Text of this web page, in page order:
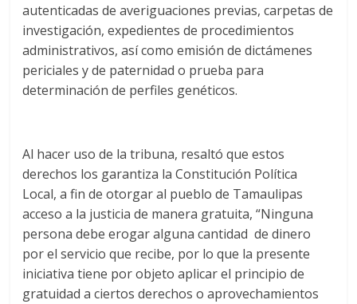
autenticadas de averiguaciones previas, carpetas de
investigación, expedientes de procedimientos
administrativos, así como emisión de dictámenes
periciales y de paternidad o prueba para
determinación de perfiles genéticos.
Al hacer uso de la tribuna, resaltó que estos
derechos los garantiza la Constitución Política
Local, a fin de otorgar al pueblo de Tamaulipas
acceso a la justicia de manera gratuita, “Ninguna
persona debe erogar alguna cantidad de dinero
por el servicio que recibe, por lo que la presente
iniciativa tiene por objeto aplicar el principio de
gratuidad a ciertos derechos o aprovechamientos